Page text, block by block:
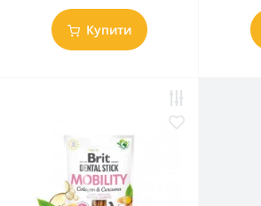
Купити